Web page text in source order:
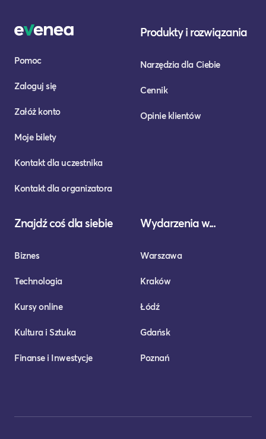
Pomoc
Zaloguj się
Załóż konto
Moje bilety
Kontakt dla uczestnika
Kontakt dla organizatora
Produkty i rozwiązania
Narzędzia dla Ciebie
Cennik
Opinie klientów
Znajdź coś dla siebie
Biznes
Technologia
Kursy online
Kultura i Sztuka
Finanse i Inwestycje
Wydarzenia w...
Warszawa
Kraków
Łódź
Gdańsk
Poznań